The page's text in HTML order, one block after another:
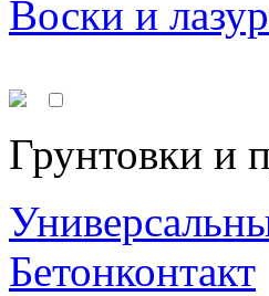
Воски и
Грунтовки и
Бетонконтакт